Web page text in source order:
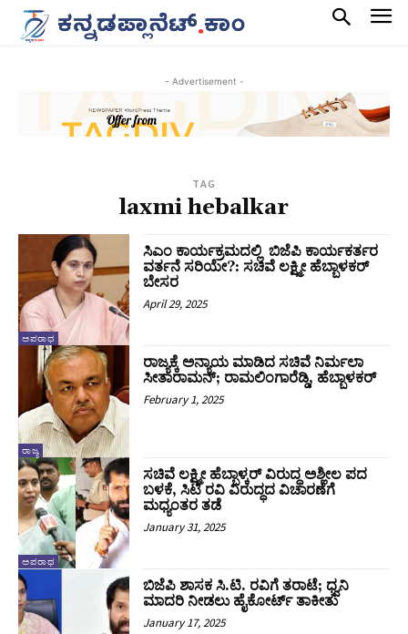
- Advertisement -
TAG
laxmi hebalkar
ಅಪರಾಧ
ಸಿಎಂ ಕಾರ್ಯಕ್ರಮದಲ್ಲಿ ಬಿಜೆಪಿ ಕಾರ್ಯಕರ್ತರ
ವರ್ತನೆ ಸರಿಯೇ?: ಸಚಿವೆ ಲಕ್ಷ್ಮೀ ಹೆಬ್ಬಾಳಕರ್
ಬೇಸರ
April 29, 2025
ರಾಜ್ಯ
ರಾಜ್ಯಕ್ಕೆ ಅನ್ಯಾಯ ಮಾಡಿದ ಸಚಿವೆ ನಿರ್ಮಲಾ
ಸೀತಾರಾಮನ್‌; ರಾಮಲಿಂಗಾರೆಡ್ಡಿ, ಹೆಬ್ಬಾಳಕರ್
February 1, 2025
ಅಪರಾಧ
ಸಚಿವೆ ಲಕ್ಷ್ಮೀ ಹೆಬ್ಬಾಳ್ಕರ್‌ ವಿರುದ್ಧ ಅಶ್ಲೀಲ ಪದ
ಬಳಕೆ, ಸಿಟಿ ರವಿ ವಿರುದ್ಧದ ವಿಚಾರಣೆಗೆ
ಮಧ್ಯಂತರ ತಡೆ
January 31, 2025
ಬಿಜೆಪಿ ಶಾಸಕ ಸಿ.ಟಿ. ರವಿಗೆ ತರಾಟೆ; ಧ್ವನಿ
ಮಾದರಿ ನೀಡಲು ಹೈಕೋರ್ಟ್‌ ತಾಕೀತು
January 17, 2025